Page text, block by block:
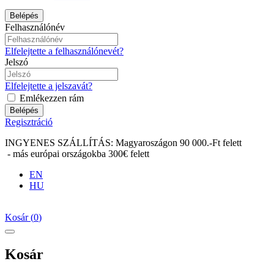
Belépés
Felhasználónév
Elfelejtette a felhasználónevét?
Jelszó
Elfelejtette a jelszavát?
Emlékezzen rám
Belépés
Regisztráció
INGYENES SZÁLLÍTÁS: Magyaroszágon 90 000.-Ft felett
- más európai országokba 300€ felett
EN
HU
Kosár(0)
Kosár